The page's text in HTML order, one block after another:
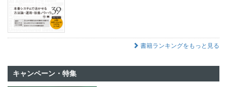
書籍ランキングをもっと見る
キャンペーン・特集